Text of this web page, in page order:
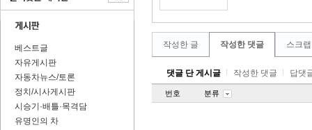
베스트글
자유게시판
자동차뉴스/토론
정치/시사게시판
시승기·배틀·목격담
유명인의 차
작성한 글 작성한 댓글 스크
댓글 단 게시글 작성한 댓글 답댓
번호 분류